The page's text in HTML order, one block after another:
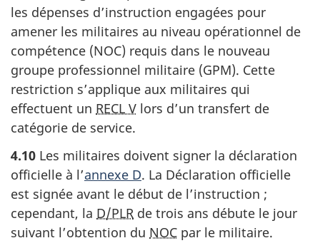
les dépenses d’instruction engagées pour
amener les militaires au niveau opérationnel de
compétence (NOC) requis dans le nouveau
groupe professionnel militaire (GPM). Cette
restriction s’applique aux militaires qui
effectuent un RECL V lors d’un transfert de
catégorie de service.
4.10 Les militaires doivent signer la déclaration
officielle à l’annexe D. La Déclaration officielle
est signée avant le début de l’instruction ;
cependant, la D/PLR de trois ans débute le jour
suivant l’obtention du NOC par le militaire.